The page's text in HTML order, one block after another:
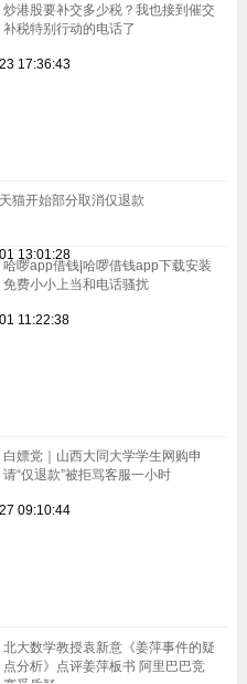
炒港股要补交多少税？我也接到催交
补税特别行动的电话了
17:36:43
猫开始部分取消仅退款
13:01:28
哈啰app借钱|哈啰借钱app下载安装
免费小小上当和电话骚扰
11:22:38
白嫖党｜山西大同大学学生网购申
请“仅退款”被拒骂客服一小时
09:10:44
北大数学教授袁新意《姜萍事件的疑
点分析》点评姜萍板书 阿里巴巴竞